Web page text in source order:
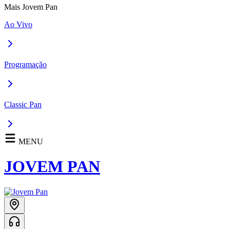
Mais Jovem Pan
Ao Vivo
Programação
Classic Pan
MENU
JOVEM PAN